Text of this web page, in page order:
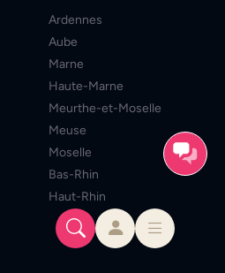
Ardennes
Aube
Marne
Haute-Marne
Meurthe-et-Moselle
Meuse
Moselle
Bas-Rhin
Haut-Rhin
Vosges